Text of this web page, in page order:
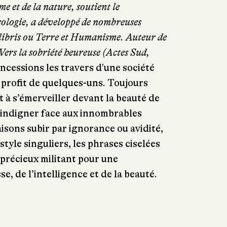
et de la nature, soutient le
a développé de nombreuses
ou Terre et Humanisme. Auteur de
la sobriété heureuse(Actes Sud,
les travers d'une société
de quelques-uns. Toujours
s’émerveiller devant la beauté de
face aux innombrables
subir par ignorance ou avidité,
singuliers, les phrases ciselées
militant pour une
de l’intelligence et de la beauté.